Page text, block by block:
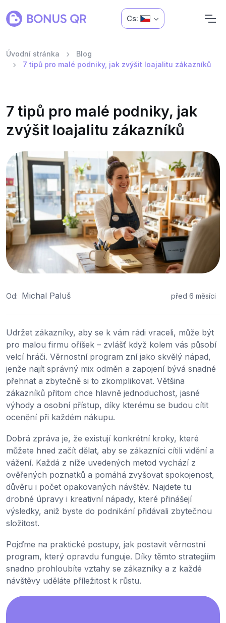
Cs:
Úvodní stránka
Blog
7 tipů pro malé podniky, jak zvýšit loajalitu zákazníků
7 tipů pro malé podniky, jak
zvýšit loajalitu zákazníků
Od: Michal Paluš před 6 měsíci
Udržet zákazníky, aby se k vám rádi vraceli, může být
pro malou firmu oříšek – zvlášť když kolem vás působí
velcí hráči. Věrnostní program zní jako skvělý nápad,
jenže najít správný mix odměn a zapojení bývá snadné
přehnat a zbytečně si to zkomplikovat. Většina
zákazníků přitom chce hlavně jednoduchost, jasné
výhody a osobní přístup, díky kterému se budou cítit
ocenění při každém nákupu.
Dobrá zpráva je, že existují konkrétní kroky, které
můžete hned začít dělat, aby se zákazníci cítili vidění a
vážení. Každá z níže uvedených metod vychází z
ověřených poznatků a pomáhá zvyšovat spokojenost,
důvěru i počet opakovaných návštěv. Najdete tu
drobné úpravy i kreativní nápady, které přinášejí
výsledky, aniž byste do podnikání přidávali zbytečnou
složitost.
Pojďme na praktické postupy, jak postavit věrnostní
program, který opravdu funguje. Díky těmto strategiím
snadno prohloubíte vztahy se zákazníky a z každé
návštěvy uděláte příležitost k růstu.